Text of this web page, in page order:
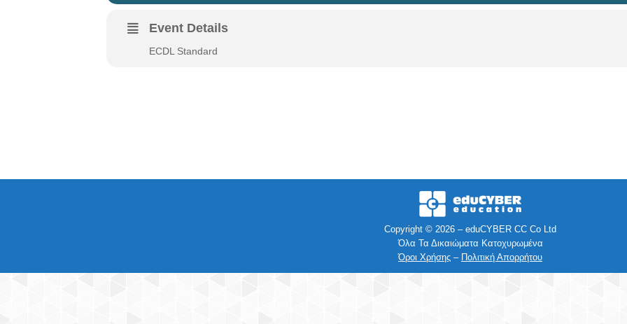
Event Details
ECDL Standard
Copyright © 2026 – eduCYBER CC Co Ltd
Όλα Τα Δικαιώματα Κατοχυρωμένα
Όροι Χρήσης – Πολιτική Απορρήτου